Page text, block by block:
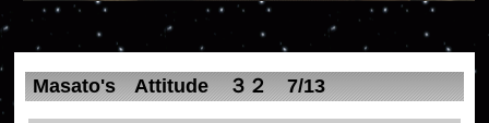
Masato's Attitude ３２ 7/13